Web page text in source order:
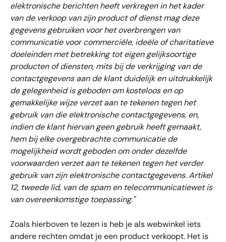
elektronische berichten heeft verkregen in het kader
van de verkoop van zijn product of dienst mag deze
gegevens gebruiken voor het overbrengen van
communicatie voor commerciële, ideële of charitatieve
doeleinden met betrekking tot eigen gelijksoortige
producten of diensten, mits bij de verkrijging van de
contactgegevens aan de klant duidelijk en uitdrukkelijk
de gelegenheid is geboden om kosteloos en op
gemakkelijke wijze verzet aan te tekenen tegen het
gebruik van die elektronische contactgegevens, en,
indien de klant hiervan geen gebruik heeft gemaakt,
hem bij elke overgebrachte communicatie de
mogelijkheid wordt geboden om onder dezelfde
voorwaarden verzet aan te tekenen tegen het verder
gebruik van zijn elektronische contactgegevens. Artikel
12, tweede lid, van de spam en telecommunicatiewet is
van overeenkomstige toepassing."
Zoals hierboven te lezen is heb je als webwinkel iets
andere rechten omdat je een product verkoopt. Het is